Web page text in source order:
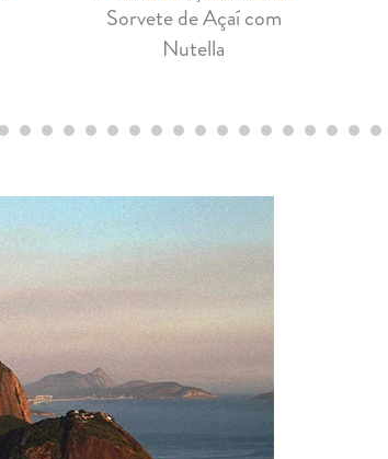
Sorvete de Açaí com
Nutella